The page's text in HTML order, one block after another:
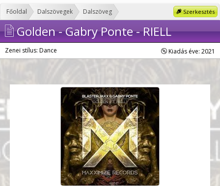
Szerkesztés
Főoldal Dalszövegek Dalszöveg
Golden - Gabry Ponte - RIELL
Zenei stílus: Dance Kiadás éve: 2021